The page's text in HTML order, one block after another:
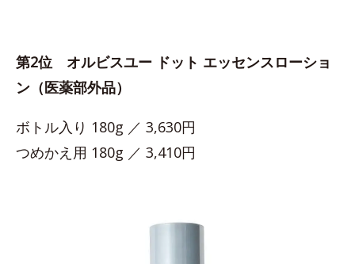
第2位 オルビスユー ドット エッセンスローショ
ン（医薬部外品）
ボトル入り 180g ／ 3,630円
つめかえ用 180g ／ 3,410円